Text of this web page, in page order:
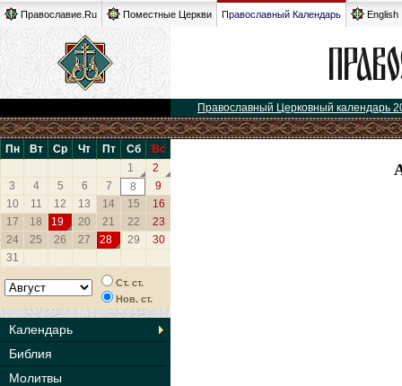
Православие.Ru Поместные Церкви Православный Календарь English
Православный Церковный календарь
Пн Вт Ср Чт Пт Сб
Вс
1
2
3
4 5 6 7 8
9
10
11 12 13 14 15
16
17
18 19 20 21 22
23
24
25 26 27 28 29
30
31
Ст. ст.
Нов. ст.
Календарь
Библия
Молитвы